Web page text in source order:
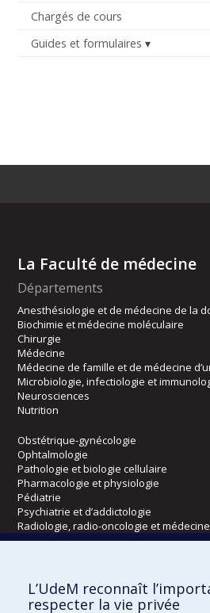
Chargés de cours
Guides et formulaires
La Faculté de médecine
Départements
Anesthésiologie et de médecine de la
Biochimie et médecine moléculaire
Chirurgie
Médecine
Médecine de famille et de médecine
Microbiologie, infectiologie et
Neurosciences
Nutrition
Obstétrique-gynécologie
Ophtalmologie
Pathologie et biologie cellulaire
Pharmacologie et physiologie
Pédiatrie
Psychiatrie et d’addictologie
Radiologie, radio-oncologie et
Écoles
Kinésiologie et des sciences de l’activité
L’UdeM reconnaît
respecter la vie privée